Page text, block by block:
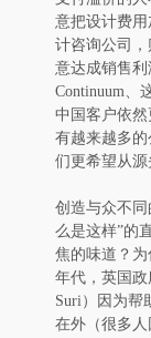
意把设计费
计咨询公司
意达成销售利
Continuum、
中国客户依
有越来越多
们更希望从源
创造与众不
么是这样”的
焦的味道？
年代，英国政
Suri）因为帮
在外（很多